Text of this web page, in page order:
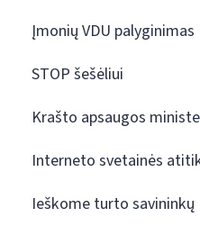
Įmonių VDU palyginimas
STOP šešėliui
Krašto apsaugos
Interneto svetainės
Ieškome turto savininkų